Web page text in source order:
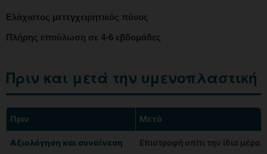
Ελάχιστος μετεγχειρητικός πόνος
Πλήρης επούλωση σε 4-6 εβδομάδες
Πριν και μετά την υμενοπλαστική
Πριν Μετά
Αξιολόγηση και συναίνεση Επιστροφή σπίτι την ίδια μέρα